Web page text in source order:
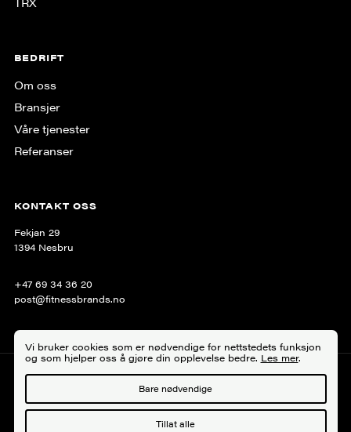
BEDRIFT
Om oss
Bransjer
Våre tjenester
Referanser
KONTAKT OSS
Fekjan 29
1394 Nesbru
+47 69 34 36 20
post@fitnessbrands.no
Personvern
Vi bruker cookies som er nødvendige for nettstedets funksjon
og som hjelper oss å gjøre din opplevelse bedre. Les mer.
Bare nødvendige
Tillat alle